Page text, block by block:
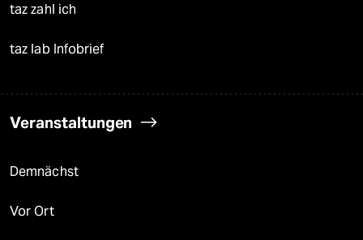
taz zahl ich
taz lab Infobrief
Veranstaltungen
Demnächst
Vor Ort